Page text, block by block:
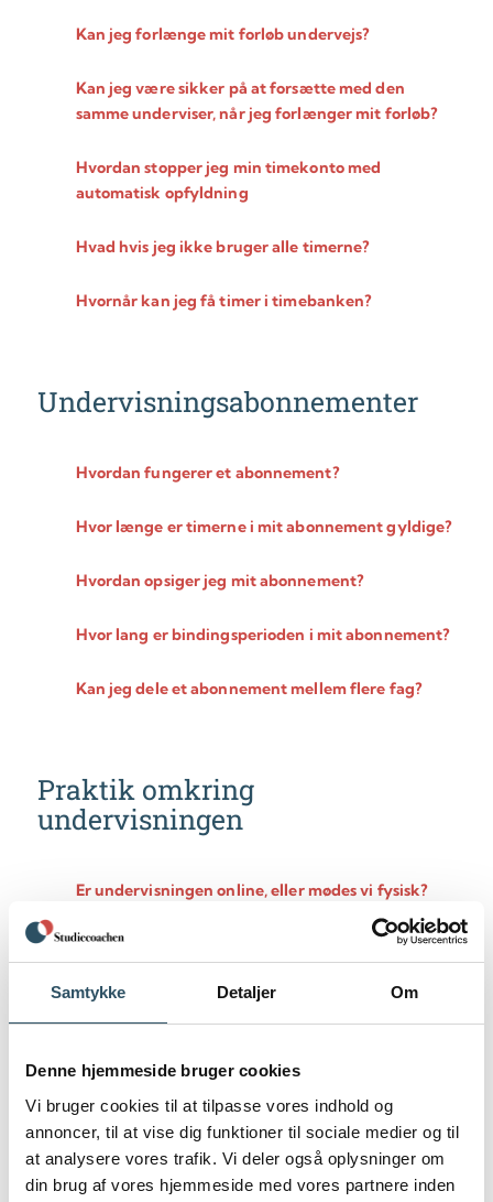
Samtykke Detaljer Om
Denne hjemmeside bruger cookies
Vi bruger cookies til at tilpasse vores indhold og
annoncer, til at vise dig funktioner til sociale medier og til
at analysere vores trafik. Vi deler også oplysninger om
din brug af vores hjemmeside med vores partnere inden
Kan jeg forlænge mit forløb undervejs?
Kan jeg være sikker på at forsætte med den
samme underviser, når jeg forlænger mit forløb?
Hvordan stopper jeg min timekonto med
automatisk opfyldning
Hvad hvis jeg ikke bruger alle timerne?
Hvornår kan jeg få timer i timebanken?
Undervisningsabonnementer
Hvordan fungerer et abonnement?
Hvor længe er timerne i mit abonnement gyldige?
Hvordan opsiger jeg mit abonnement?
Hvor lang er bindingsperioden i mit abonnement?
Kan jeg dele et abonnement mellem flere fag?
Praktik omkring
undervisningen
Er undervisningen online, eller mødes vi fysisk?
Hvornår kan jeg få undervisning?
Hvorfor er jeres mindste startpakke på 10 timer?
underviser?
Hvad dækker mine timer?
Hvorfor indgår underviserens forberedelse i